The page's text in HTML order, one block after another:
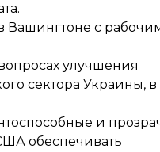
Вашингтоне с
улучшения
сектора Украины, в
и
обеспечивать